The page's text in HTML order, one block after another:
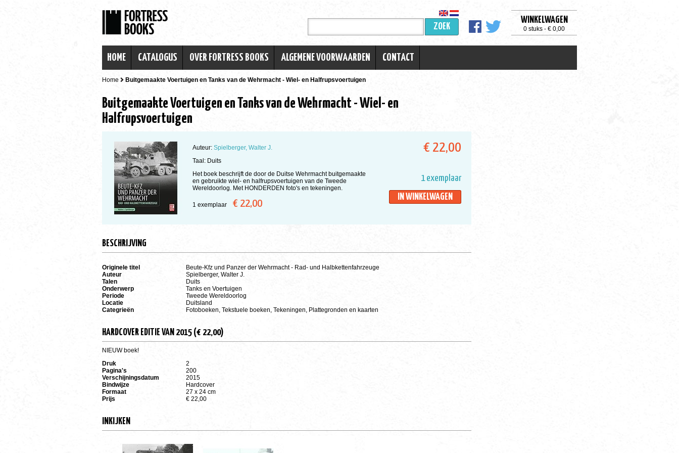
WINKELWAGEN
0 stuks - € 0,00
ZOEK
HOME CATALOGUS OVER FORTRESS BOOKS ALGEMENE VOORWAARDEN CONTACT
Home Buitgemaakte Voertuigen en Tanks van de Wehrmacht - Wiel- en Halfrupsvoertuigen
Buitgemaakte Voertuigen en Tanks van de Wehrmacht - Wiel- en
Halfrupsvoertuigen
Auteur: Spielberger, Walter J.
Taal: Duits
Het boek beschrijft de door de Duitse Wehrmacht buitgemaakte
en gebruikte wiel- en halfrupsvoertuigen van de Tweede
Wereldoorlog. Met HONDERDEN foto's en tekeningen.
1 exemplaar € 22,00
€ 22,00
1 exemplaar
IN WINKELWAGEN
BESCHRIJVING
Originele titel
Beute-Kfz und Panzer der Wehrmacht - Rad- und Halbkettenfahrzeuge
Auteur
Spielberger, Walter J.
Talen
Duits
Onderwerp
Tanks en Voertuigen
Periode
Tweede Wereldoorlog
Locatie
Duitsland
Categrieën
Fotoboeken, Tekstuele boeken, Tekeningen, Plattegronden en kaarten
HARDCOVER EDITIE VAN 2015 (€ 22,00)
NIEUW boek!
Druk
2
Pagina's
200
Verschijningsdatum
2015
Bindwijze
Hardcover
Formaat
27 x 24 cm
Prijs
€ 22,00
INKIJKEN